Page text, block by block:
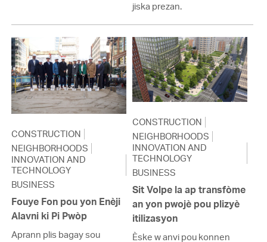
jiska prezan.
CONSTRUCTION
NEIGHBORHOODS
INNOVATION AND
TECHNOLOGY
BUSINESS
Fouye Fon pou yon Enèji
Alavni ki Pi Pwòp
Aprann plis bagay sou
CONSTRUCTION
NEIGHBORHOODS
INNOVATION AND
TECHNOLOGY
BUSINESS
Sit Volpe la ap transfòme
an yon pwojè pou plizyè
itilizasyon
Èske w anvi pou konnen